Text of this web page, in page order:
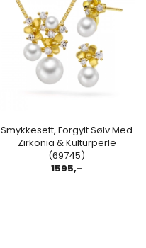
Smykkesett, Forgylt Sølv Med
Zirkonia & Kulturperle
(69745)
1595,-